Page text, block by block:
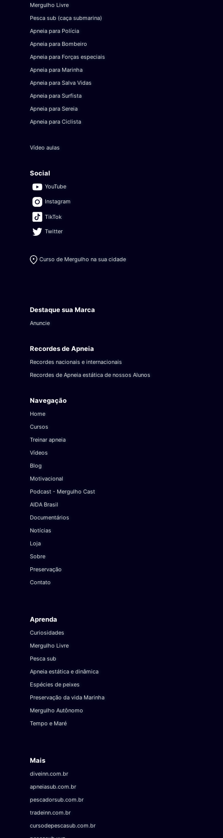
Mergulho Livre
Pesca sub (caça submarina)
Apneia para Polícia
Apneia para Bombeiro
Apneia para Forças especiais
Apneia para Marinha
Apneia para Salva Vidas
Apneia para Surfista
Apneia para Sereia
Apneia para Ciclista
Vídeo aulas
Social
YouTube
Instagram
TikTok
Twitter
Curso de Mergulho na sua cidade
Destaque sua Marca
Anuncie
Recordes de Apneia
Recordes nacionais e internacionais
Recordes de Apneia estática de nossos Alunos
Navegação
Home
Cursos
Treinar apneia
Vídeos
Blog
Motivacional
Podcast - Mergulho Cast
AIDA Brasil
Documentários
Notícias
Loja
Sobre
Preservação
Contato
Aprenda
Curiosidades
Mergulho Livre
Pesca sub
Apneia estática e dinâmica
Espécies de peixes
Preservação da vida Marinha
Mergulho Autônomo
Tempo e Maré
Mais
diveinn.com.br
apneiasub.com.br
pescadorsub.com.br
tradeinn.com.br
cursodepescasub.com.br